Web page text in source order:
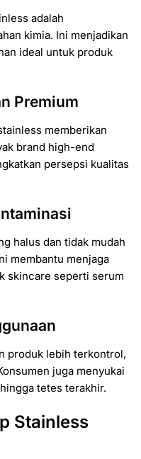
adalah
kimia. Ini menjadikan
ideal untuk produk
Premium
memberikan
brand high-end
persepsi kualitas
halus dan tidak mudah
membantu menjaga
skincare seperti serum
produk lebih terkontrol,
juga menyukai
tetes terakhir.
Stainless